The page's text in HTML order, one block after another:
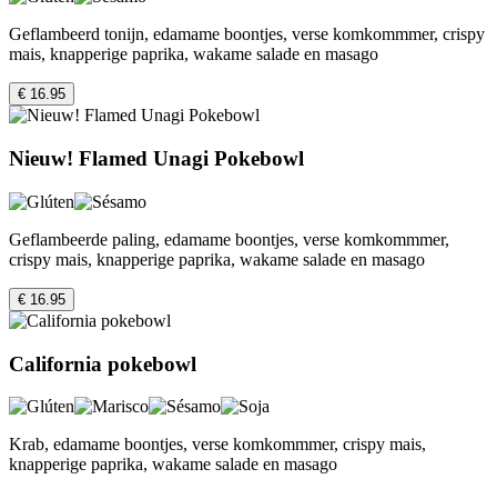
Geflambeerd tonijn, edamame boontjes, verse komkommmer, crispy
mais, knapperige paprika, wakame salade en masago
€ 16.95
Nieuw! Flamed Unagi Pokebowl
Geflambeerde paling, edamame boontjes, verse komkommmer,
crispy mais, knapperige paprika, wakame salade en masago
€ 16.95
California pokebowl
Krab, edamame boontjes, verse komkommmer, crispy mais,
knapperige paprika, wakame salade en masago